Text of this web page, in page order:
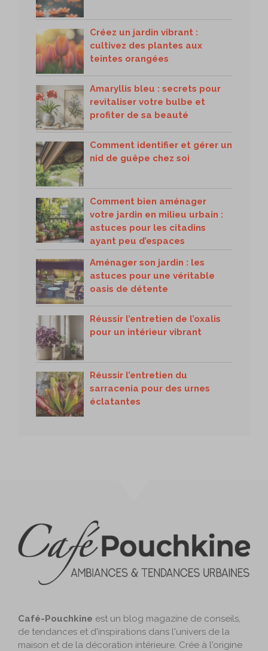
Créez un jardin vibrant :
cultivez des plantes aux
teintes orangées
Amaryllis bleu : secrets pour
revitaliser votre bulbe et
profiter de sa beauté
Comment identifier et gérer un
nid de guêpe chez soi
Comment bien aménager
votre jardin en milieu urbain :
astuces pour les citadins
ayant peu d’espaces
Aménager son jardin : les
astuces pour une véritable
oasis de détente
Réussir l’entretien de l’oxalis
pour un intérieur vibrant
Réussir l’entretien du
sarracenia pour des urnes
éclatantes
Café-Pouchkine est un blog magazine de conseils,
de tendances et d'inspirations dans l'univers de la
maison et de la décoration intérieure. Crée à l'origine